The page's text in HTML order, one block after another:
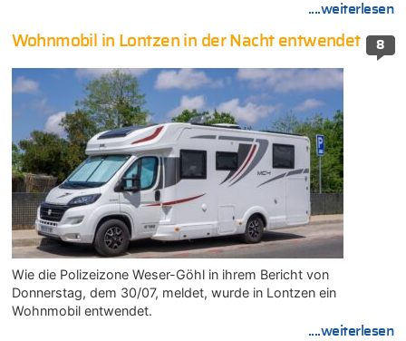
....weiterlesen
8
Wohnmobil in Lontzen in der Nacht entwendet
Wie die Polizeizone Weser-Göhl in ihrem Bericht von
Donnerstag, dem 30/07, meldet, wurde in Lontzen ein
Wohnmobil entwendet.
....weiterlesen